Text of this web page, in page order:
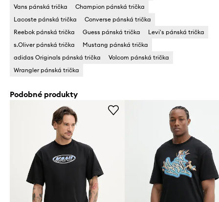
Vans pánská trička
Champion pánská trička
Lacoste pánská trička
Converse pánská trička
Reebok pánská trička
Guess pánská trička
Levi's pánská trička
s.Oliver pánská trička
Mustang pánská trička
adidas Originals pánská trička
Volcom pánská trička
Wrangler pánská trička
Podobné produkty